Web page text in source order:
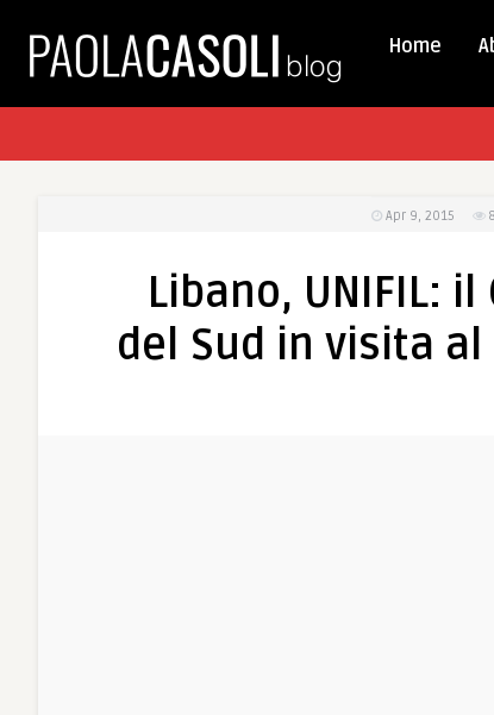
Home
Apr 9, 2015
Libano, UNIFIL:
del Sud in visita